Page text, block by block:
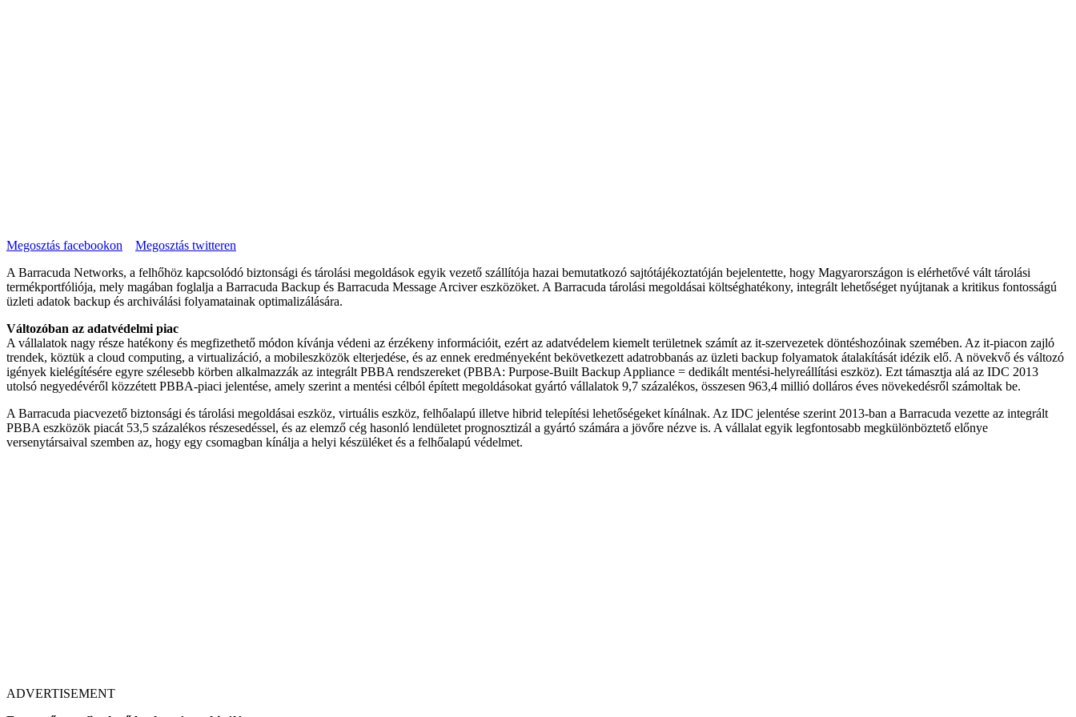
Megosztás facebookon
Megosztás twitteren
A Barracuda Networks, a felhőhöz kapcsolódó biztonsági és tárolási megoldások egyik vezető szállítója hazai bemutatkozó sajtótájékoztatóján bejelentette, hogy Magyarországon is elérhetővé vált tárolási
termékportfóliója, mely magában foglalja a Barracuda Backup és Barracuda Message Arciver eszközöket. A Barracuda tárolási megoldásai költséghatékony, integrált lehetőséget nyújtanak a kritikus fontosságú
üzleti adatok backup és archiválási folyamatainak optimalizálására.
Változóban az adatvédelmi piac
A vállalatok nagy része hatékony és megfizethető módon kívánja védeni az érzékeny információit, ezért az adatvédelem kiemelt területnek számít az it-szervezetek döntéshozóinak szemében. Az it-piacon zajló
trendek, köztük a cloud computing, a virtualizáció, a mobileszközök elterjedése, és az ennek eredményeként bekövetkezett adatrobbanás az üzleti backup folyamatok átalakítását idézik elő. A növekvő és változó
igények kielégítésére egyre szélesebb körben alkalmazzák az integrált PBBA rendszereket (PBBA: Purpose-Built Backup Appliance = dedikált mentési-helyreállítási eszköz). Ezt támasztja alá az IDC 2013
utolsó negyedévéről közzétett PBBA-piaci jelentése, amely szerint a mentési célból épített megoldásokat gyártó vállalatok 9,7 százalékos, összesen 963,4 millió dolláros éves növekedésről számoltak be.
A Barracuda piacvezető biztonsági és tárolási megoldásai eszköz, virtuális eszköz, felhőalapú illetve hibrid telepítési lehetőségeket kínálnak. Az IDC jelentése szerint 2013-ban a Barracuda vezette az integrált
PBBA eszközök piacát 53,5 százalékos részesedéssel, és az elemző cég hasonló lendületet prognosztizál a gyártó számára a jövőre nézve is. A vállalat egyik legfontosabb megkülönböztető előnye
versenytársaival szemben az, hogy egy csomagban kínálja a helyi készüléket és a felhőalapú védelmet.
ADVERTISEMENT